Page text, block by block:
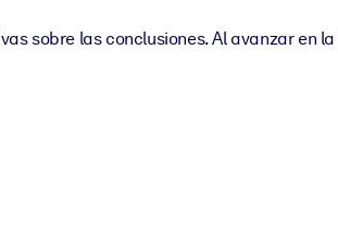
sobre las conclusiones. Al avanzar